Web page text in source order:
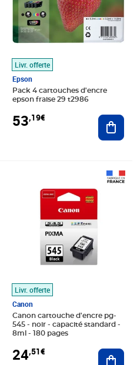
au panier
Livr. offerte
Epson
Pack 4 cartouches d'encre
epson fraise 29 t2986
53,19€
au panier
Livr. offerte
Canon
Canon cartouche d'encre pg-
545 - noir - capacité standard -
8ml - 180 pages
24,51€